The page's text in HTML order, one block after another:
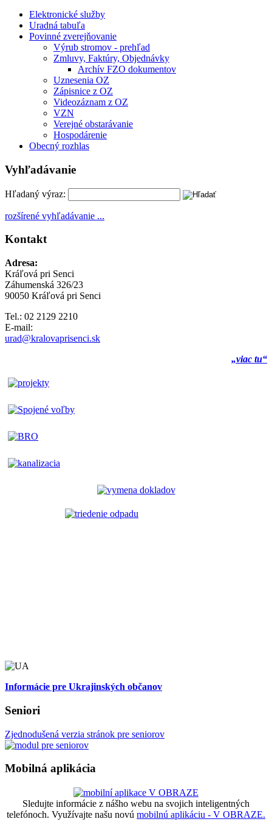
Elektronické služby
Uradná tabuľa
Povinné zverejňovanie
Výrub stromov - prehľad
Zmluvy, Faktúry, Objednávky
Archív FZO dokumentov
Uznesenia OZ
Zápisnice z OZ
Videozáznam z OZ
VZN
Verejné obstarávanie
Hospodárenie
Obecný rozhlas
Vyhľadávanie
Hľadaný výraz:
rozšírené vyhľadávanie ...
Kontakt
Adresa:
Kráľová pri Senci
Záhumenská 326/23
90050 Kráľová pri Senci
Tel.: 02 2129 2210
E-mail:
urad@kralovaprisenci.sk
„viac tu“
Informácie pre Ukrajinských občanov
Seniori
Zjednodušená verzia stránok pre seniorov
Mobilná aplikácia
Sledujte informácie z nášho webu na svojich inteligentných
telefónoch. Využívajte našu novú mobilnú aplikáciu - V OBRAZE.